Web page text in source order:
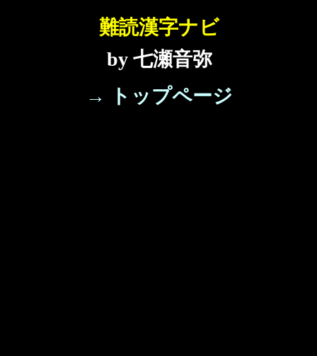
難読漢字ナビ
by 七瀬音弥
→ トップページ